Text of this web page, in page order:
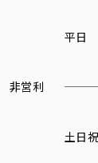
非営利
平日
土日祝